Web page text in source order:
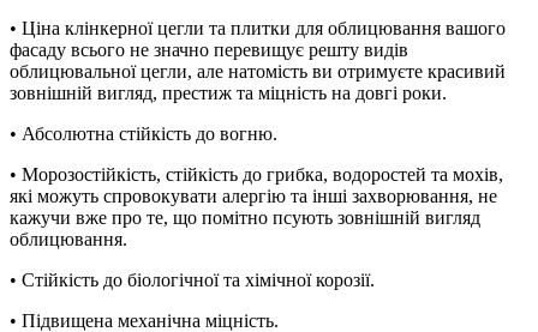
• Ціна клінкерної цегли та плитки для облицювання вашого
фасаду всього не значно перевищує решту видів
облицювальної цегли, але натомість ви отримуєте красивий
зовнішній вигляд, престиж та міцність на довгі роки.
• Абсолютна стійкість до вогню.
• Морозостійкість, стійкість до грибка, водоростей та мохів,
які можуть спровокувати алергію та інші захворювання, не
кажучи вже про те, що помітно псують зовнішній вигляд
облицювання.
• Стійкість до біологічної та хімічної корозії.
• Підвищена механічна міцність.